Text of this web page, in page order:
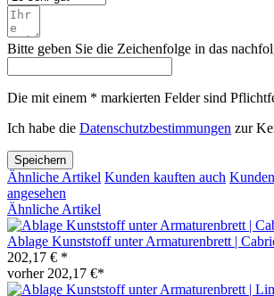
Bitte geben Sie die Zeichenfolge in das
Die mit einem * markierten Felder sind
Ich habe die Datenschutzbestimmungen zur
Speichern
Ähnliche Artikel Kunden kauften auch
angesehen
Ähnliche Artikel
Ablage Kunststoff unter Armaturenbrett |
202,17 € *
vorher 202,17 €*